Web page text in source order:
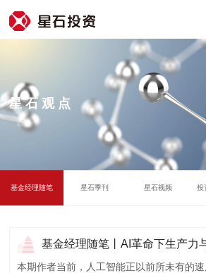
星石观点
基金经理随笔 星石季刊 星石视频 投
基金经理随笔丨AI革命下生产力
系变革
本期作者当前，人工智能正以前所未有的